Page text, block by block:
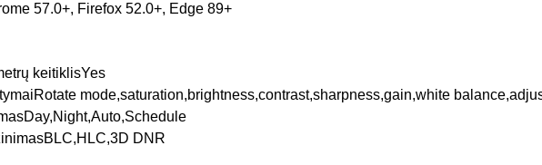
57.0+, Firefox 52.0+, Edge 89+
keitiklisYes
Rotate mode,saturation,brightness,contrast,sharpness,gain,white
Day,Night,Auto,Schedule
BLC,HLC,3D DNR